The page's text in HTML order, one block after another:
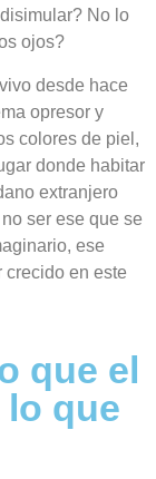
No lo
ojos?
desde hace
opresor y
colores de piel,
donde habitar
extranjero
ser ese que se
ese
crecido en este
que el
que